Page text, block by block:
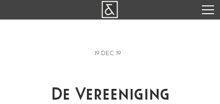
19 DEC 19
De Vereeniging